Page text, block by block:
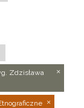
Zdzisława